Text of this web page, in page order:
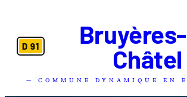
D 91
Châtel
— COMMUNE DYNAMIQUE EN